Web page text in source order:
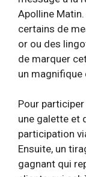
Apolline Matin.
certains de
or ou des
de marquer
un magnifique
Pour
une galette et
participation
Ensuite, un
gagnant qui